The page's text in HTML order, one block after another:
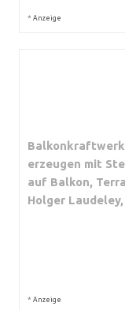
* Anzeige
erzeugen mit
auf Balkon,
Holger
* Anzeige